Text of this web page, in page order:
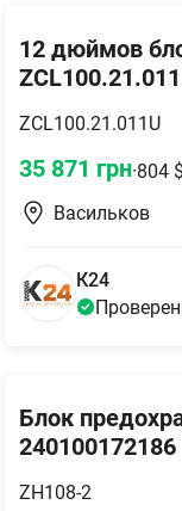
12 дюймов
ZCL100.21.011U
35 871 грн·804 $
Васильков
К24
Блок
240100172186
ZH108-2